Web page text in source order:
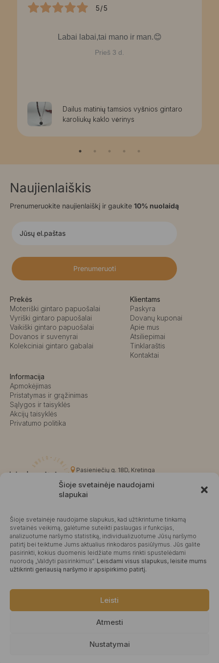
Šioje svetainėje naudojami
slapukai
Šioje svetainėje naudojame slapukus, kad užtikrintume tinkamą
svetainės veikimą, galėtume suteikti paslaugas ir funkcijas,
analizuotume naršymo statistiką, individualizuotume Jūsų naršymo
patirtį bei teiktume Jums aktualius rinkodaros pasiūlymus. Jūs galite
pasirinkti, kokius duomenis leidžiate mums rinkti spustelėdami
nuorodą „Valdyti pasirinkimus“. Leisdami visus slapukus, leisite mums
užtikrinti geriausią naršymo ir apsipirkimo patirtį.
Leisti
Atmesti
Nustatymai
5/5
Labai labai,tai mano ir man.😊
Prieš 3 d.
Dailus matinių tamsios vyšnios gintaro
karoliukų kaklo vėrinys
Naujienlaiškis
Prenumeruokite naujienlaiškį ir gaukite 10% nuolaidą
Prenumeruoti
Prekės
Moteriški gintaro papuošalai
Vyriški gintaro papuošalai
Vaikiški gintaro papuošalai
Dovanos ir suvenyrai
Kolekciniai gintaro gabalai
Klientams
Paskyra
Dovanų kuponai
Apie mus
Atsiliepimai
Tinklaraštis
Kontaktai
Informacija
Apmokėjimas
Pristatymas ir grąžinimas
Sąlygos ir taisyklės
Akcijų taisyklės
Privatumo politika
Pasieniečių g. 18D, Kretinga
info@kalvaite.lt
Kalvaitė
Produktų įvertinimas 4.99 / 5 Atsiliepimai